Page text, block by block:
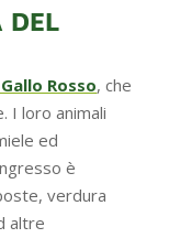
DEL
Rosso, che
I loro animali
ed
è
verdura
altre